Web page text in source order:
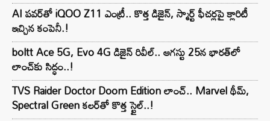
AI పవర్‌తో iQOO Z11 ఎంట్రీ.. కొత్త డిజైన్, స్మార్ట్ ఫీచర్లపై క్లారిటీ
ఇచ్చిన కంపెనీ.!
boltt Ace 5G, Evo 4G డిజైన్ రివీల్.. ఆగస్టు 25న భారత్‌లో
లాంచ్‌కు సిద్ధం..!
TVS Raider Doctor Doom Edition లాంచ్.. Marvel థీమ్,
Spectral Green కలర్‌తో కొత్త స్టైల్..!